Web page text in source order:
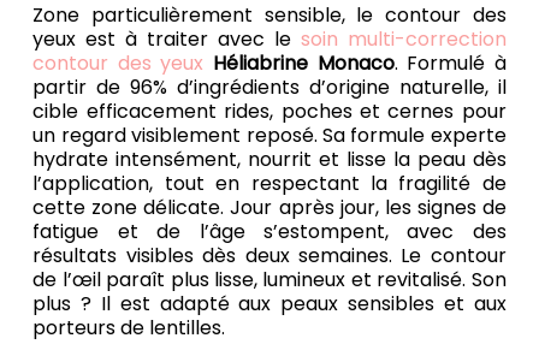
Zone particulièrement sensible, le contour des
yeux est à traiter avec le soin multi-correction
contour des yeux Héliabrine Monaco. Formulé à
partir de 96% d’ingrédients d’origine naturelle, il
cible efficacement rides, poches et cernes pour
un regard visiblement reposé. Sa formule experte
hydrate intensément, nourrit et lisse la peau dès
l’application, tout en respectant la fragilité de
cette zone délicate. Jour après jour, les signes de
fatigue et de l’âge s’estompent, avec des
résultats visibles dès deux semaines. Le contour
de l’œil paraît plus lisse, lumineux et revitalisé. Son
plus ? Il est adapté aux peaux sensibles et aux
porteurs de lentilles.